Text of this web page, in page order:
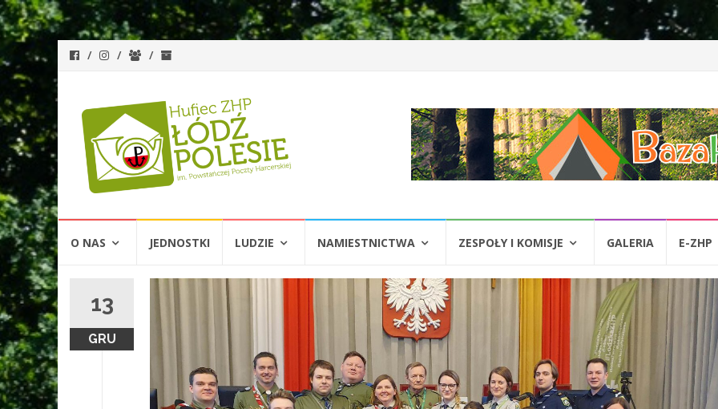
O NAS JEDNOSTKI LUDZIE NAMIESTNICTWA ZESPOŁY I KOMISJE GALERIA E-ZHP
13
GRU